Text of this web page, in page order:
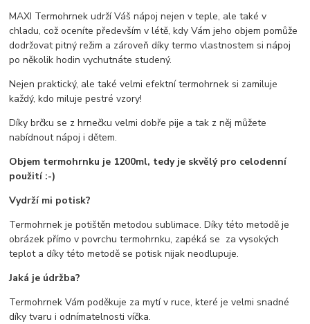
MAXI Termohrnek udrží Váš nápoj nejen v teple, ale také v
chladu, což oceníte především v létě, kdy Vám jeho objem pomůže
dodržovat pitný režim a zároveň díky termo vlastnostem si nápoj
po několik hodin vychutnáte studený.
Nejen praktický, ale také velmi efektní termohrnek si zamiluje
každý, kdo miluje pestré vzory!
Díky brčku se z hrnečku velmi dobře pije a tak z něj můžete
nabídnout nápoj i dětem.
Objem termohrnku je 1200ml, tedy je skvělý pro celodenní
použití :-)
Vydrží mi potisk?
Termohrnek je potištěn metodou sublimace. Díky této metodě je
obrázek přímo v povrchu termohrnku, zapéká se za vysokých
teplot a díky této metodě se potisk nijak neodlupuje.
Jaká je údržba?
Termohrnek Vám poděkuje za mytí v ruce, které je velmi snadné
díky tvaru i odnímatelnosti víčka.